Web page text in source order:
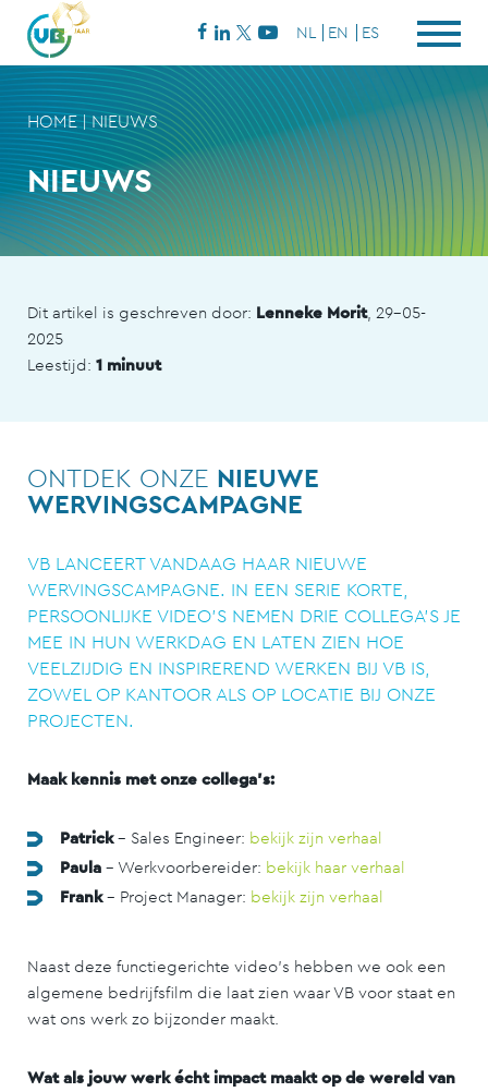
NL EN ES
NIEUWS
HOME|NIEUWS
Dit artikel is geschreven door: Lenneke Morit, 29-05-
2025
Leestijd: 1 minuut
ONTDEK ONZE NIEUWE
WERVINGSCAMPAGNE
VB LANCEERT VANDAAG HAAR NIEUWE
WERVINGSCAMPAGNE. IN EEN SERIE KORTE,
PERSOONLIJKE VIDEO’S NEMEN DRIE COLLEGA’S JE
MEE IN HUN WERKDAG EN LATEN ZIEN HOE
VEELZIJDIG EN INSPIREREND WERKEN BIJ VB IS,
ZOWEL OP KANTOOR ALS OP LOCATIE BIJ ONZE
PROJECTEN.
Maak kennis met onze collega’s:
Patrick– Sales Engineer: bekijk zijn verhaal
Paula – Werkvoorbereider: bekijk haar verhaal
Frank– Project Manager: bekijk zijn verhaal
Naast deze functiegerichte video’s hebben we ook een
algemene bedrijfsfilm die laat zien waar VB voor staat en
wat ons werk zo bijzonder maakt.
Wat als jouw werk écht impact maakt op de wereld van